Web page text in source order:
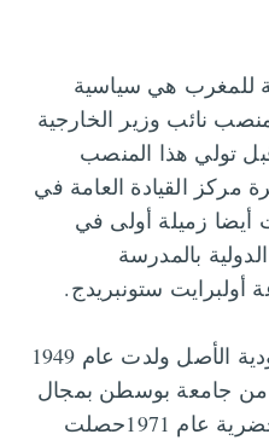
للمغرب هي سياسية
نائب وزير الخارجية
منذ ابريل 2021 وقبل تولي هذا المنصب
مركز القيادة العامة في
أيضا زميلة أولى في
بالمدرسة
ستونبريدج.
تنحدر شيرمان من أسرة يهودية الأصل ولدت عام 1949
من جامعة بوسطن بمجال
علم الاجتماع والدراسات الحضرية عام 1971حصلت